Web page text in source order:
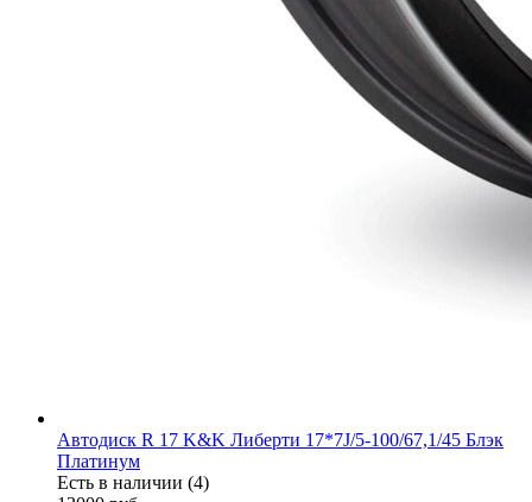
Автодиск R 17 K&K Либерти 17*7J/5-100/67,1/45 Блэк
Платинум
Есть в наличии (4)